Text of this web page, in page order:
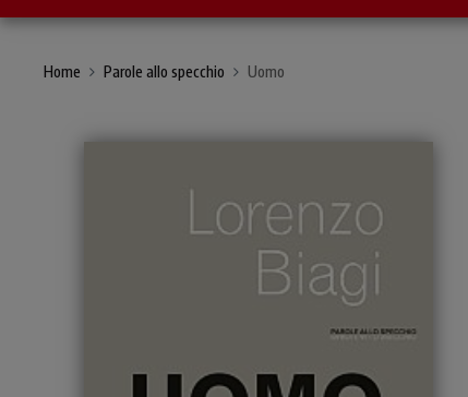
Home Parole allo specchio Uomo